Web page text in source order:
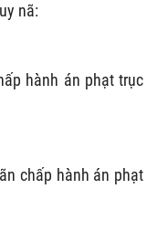
nã:
hành án phạt trục
chấp hành án phạt